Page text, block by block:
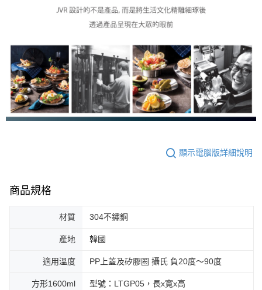
顯示電腦版詳細說明
商品規格
材質 304不鏽鋼
產地 韓國
適用溫度 PP上蓋及矽膠圈 攝氏 負20度～90度
方形1600ml
型號：LTGP05，長x寬x高